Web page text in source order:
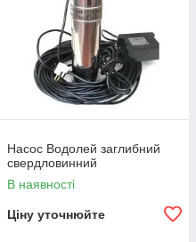
Насос Водолей заглибний
свердловинний
В наявності
Ціну уточнюйте